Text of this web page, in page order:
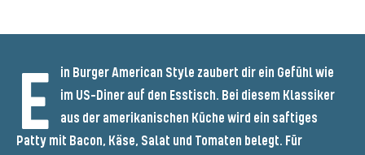
E
in Burger American Style zaubert dir ein Gefühl wie
im US-Diner auf den Esstisch. Bei diesem Klassiker
aus der amerikanischen Küche wird ein saftiges
Patty mit Bacon, Käse, Salat und Tomaten belegt. Für